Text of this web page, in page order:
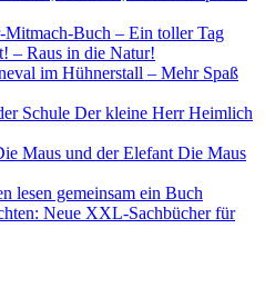
Mitmach-Buch – Ein toller Tag
– Raus in die Natur!
im Hühnerstall – Mehr Spaß
Der kleine Herr Heimlich
Die Maus
Neue XXL-Sachbücher für